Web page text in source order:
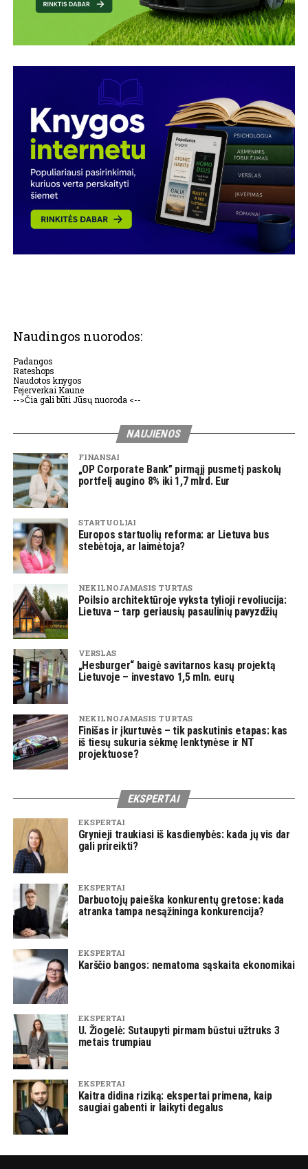
Naudingos nuorodos:
Padangos
Rateshops
Naudotos knygos
Fejerverkai Kaune
-->Čia gali būti Jūsų nuoroda <--
NAUJIENOS
FINANSAI
„OP Corporate Bank” pirmąjį pusmetį paskolų
portfelį augino 8% iki 1,7 mlrd. Eur
STARTUOLIAI
Europos startuolių reforma: ar Lietuva bus
stebėtoja, ar laimėtoja?
NEKILNOJAMASIS TURTAS
Poilsio architektūroje vyksta tylioji revoliucija:
Lietuva – tarp geriausių pasaulinių pavyzdžių
VERSLAS
„Hesburger“ baigė savitarnos kasų projektą
Lietuvoje – investavo 1,5 mln. eurų
NEKILNOJAMASIS TURTAS
Finišas ir įkurtuvės – tik paskutinis etapas: kas
iš tiesų sukuria sėkmę lenktynėse ir NT
projektuose?
EKSPERTAI
EKSPERTAI
Grynieji traukiasi iš kasdienybės: kada jų vis dar
gali prireikti?
EKSPERTAI
Darbuotojų paieška konkurentų gretose: kada
atranka tampa nesąžininga konkurencija?
EKSPERTAI
Karščio bangos: nematoma sąskaita ekonomikai
EKSPERTAI
U. Žiogelė: Sutaupyti pirmam būstui užtruks 3
metais trumpiau
EKSPERTAI
Kaitra didina riziką: ekspertai primena, kaip
saugiai gabenti ir laikyti degalus